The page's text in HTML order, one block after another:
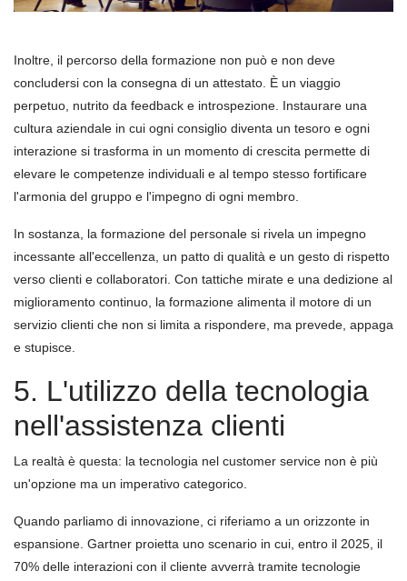
Inoltre, il percorso della formazione non può e non deve
concludersi con la consegna di un attestato. È un viaggio
perpetuo, nutrito da feedback e introspezione. Instaurare una
cultura aziendale in cui ogni consiglio diventa un tesoro e ogni
interazione si trasforma in un momento di crescita permette di
elevare le competenze individuali e al tempo stesso fortificare
l'armonia del gruppo e l'impegno di ogni membro.
In sostanza, la formazione del personale si rivela un impegno
incessante all'eccellenza, un patto di qualità e un gesto di rispetto
verso clienti e collaboratori. Con tattiche mirate e una dedizione al
miglioramento continuo, la formazione alimenta il motore di un
servizio clienti che non si limita a rispondere, ma prevede, appaga
e stupisce.
5. L'utilizzo della tecnologia
nell'assistenza clienti
La realtà è questa: la tecnologia nel customer service non è più
un'opzione ma un imperativo categorico.
Quando parliamo di innovazione, ci riferiamo a un orizzonte in
espansione. Gartner proietta uno scenario in cui, entro il 2025, il
70% delle interazioni con il cliente avverrà tramite tecnologie